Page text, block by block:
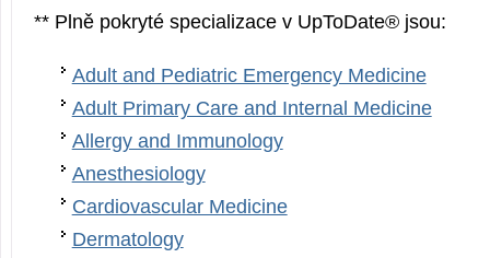
** Plně pokryté specializace v UpToDate® jsou:
Adult and Pediatric Emergency Medicine
Adult Primary Care and Internal Medicine
Allergy and Immunology
Anesthesiology
Cardiovascular Medicine
Dermatology